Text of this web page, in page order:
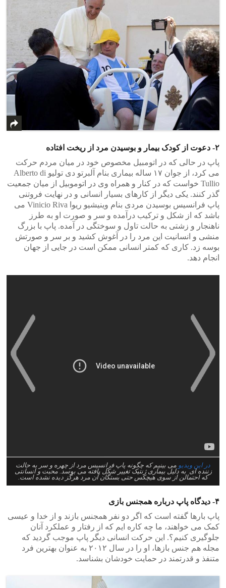
۲- دعوت از کودک بیمار و بوسیدن مرد از ریخت افتاده
پاپ در حالی که در اتومبیل مخصوص خود در میان مردم حرکت
می کرد، از جوان ۱۷ ساله بیماری بنام آلبرتو دی تولیو Alberto di
Tullio خواست که در کنار و همراه وی در اتوموبیل از میان جمعیت
گذر کنند. یکی دیگر از کارهای بسیار انسانی و در نهایت فروتنی
پاپ فرانسیس بوسیدن مردی بنام وینیشیو ریوا Vinicio Riva می
باشد که از شکل و ترکیب درآمده و سر و صورت او به طرز
ناهنجار و زشتی به حالت تاول و سوختگی در آمده. پاپ با بزرگ
منشی و انسانیت این مرد را در آغوش کشید و بر سر و صورتش
بوسه زد. کاری که کمتر انسانی ممکن است در جایی از جهان
انجام دهد.
در این ویدیو می بینیم که چگونه پاپ فرانسیس مرد از چهره و سر به حالت
زننده ای به دلیل بیماری ژنتیک تغییر شکل یافته می بوسد. محبت و انسانتی
که احتمالن از سوی هیچکس حتی بستگان آن مرد هرگز دیده نشده است.
۴- دیدگاه پاپ درباره همجنس بازی
پاپ بارها گفته است که اگر دو نفر همجنس بازند و از خدا و عیسی
کمک می خواهند، ما چه کاره ایم که از رفتار و عملکرد آنان
جلوگیری کنیم؟. این حرکت انسانی دیگر پاپ موجب گردید که
مجله هم جنس بازها، او را در سال ۲۰۱۲ به عنوان بهترین فرد
متنفذ و قدرتمند در حمایت خودشان بشناسد.